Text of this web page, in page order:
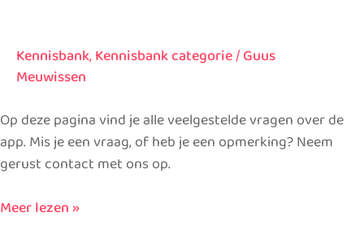
Kennisbank,Kennisbank categorie/Guus
Meuwissen
Op deze pagina vind je alle veelgestelde vragen over de
app. Mis je een vraag, of heb je een opmerking? Neem
gerust contact met ons op.
Meer lezen »